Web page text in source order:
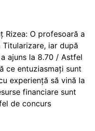
Rizea: O profesoară a
iar după
ajuns la 8.70 / Astfel
ce entuziasmați sunt
experiență să vină la
financiare sunt
de concurs